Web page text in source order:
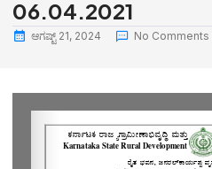
06.04.2021
ಆಗಷ್ಟ್ 21, 2024 No Comments